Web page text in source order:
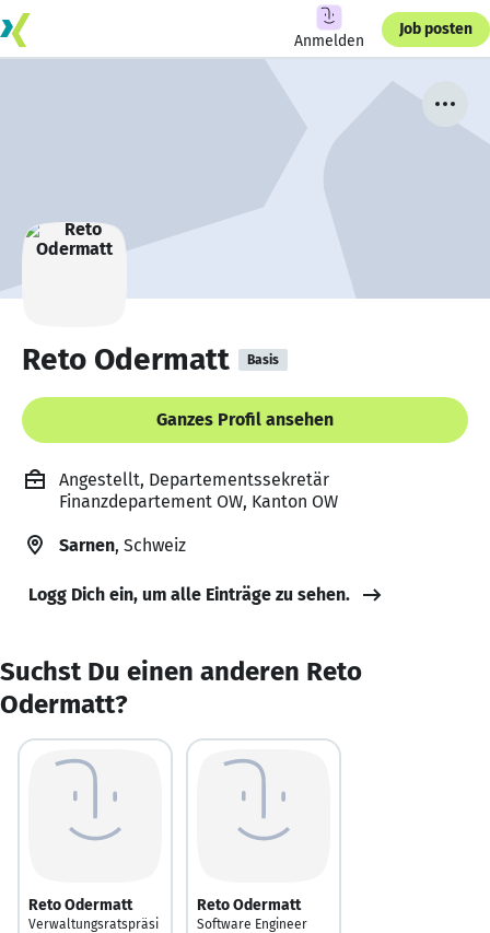
Anmelden
Job posten
Reto Odermatt Basis
Ganzes Profil ansehen
Angestellt, Departementssekretär
Finanzdepartement OW, Kanton OW
Sarnen, Schweiz
Logg Dich ein, um alle Einträge zu sehen.
Suchst Du einen anderen Reto
Odermatt?
Reto Odermatt
Verwaltungsratspräsi
Reto Odermatt
Software Engineer